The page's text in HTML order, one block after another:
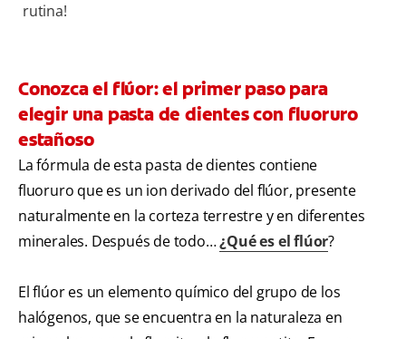
rutina!
Conozca el flúor: el primer paso para
elegir una pasta de dientes con fluoruro
estañoso
La fórmula de esta pasta de dientes contiene
fluoruro que es un ion derivado del flúor, presente
naturalmente en la corteza terrestre y en diferentes
minerales. Después de todo…¿Qué es el flúor?
El flúor es un elemento químico del grupo de los
halógenos, que se encuentra en la naturaleza en